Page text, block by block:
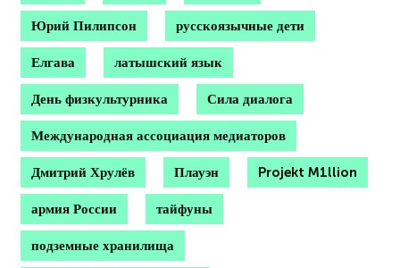
Юрий Пилипсон русскоязычные дети
Елгава латышский язык
День физкультурника Сила диалога
Международная ассоциация медиаторов
Дмитрий Хрулёв Плауэн Projekt M1llion
армия России тайфуны
подземные хранилища